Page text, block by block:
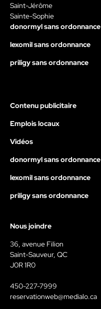
Saint-Jérôme
Sainte-Sophie
donormyl sans ordonnance
lexomil sans ordonnance
priligy sans ordonnance
Contenu publicitaire
Emplois locaux
Vidéos
donormyl sans ordonnance
lexomil sans ordonnance
priligy sans ordonnance
Nous joindre
36, avenue Filion
Saint-Sauveur, QC
J0R 1R0
450-227-7999
reservationweb@medialo.ca